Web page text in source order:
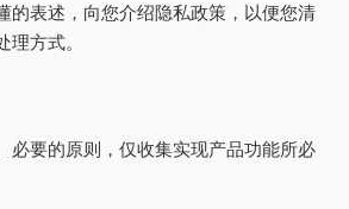
的表述，向您介绍隐私政策，以便您清
方式。
必要的原则，仅收集实现产品功能所必